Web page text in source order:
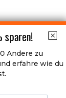
Andere zu
erfahre wie du